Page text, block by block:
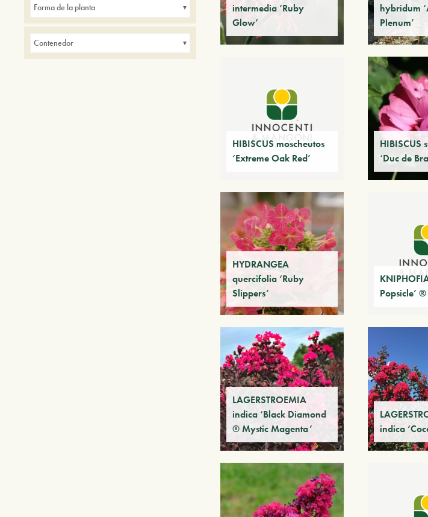
intermedia ‘Ruby
Glow’
hybridum
Plenum’
HIBISCUS moscheutos
‘Extreme Oak Red’
HIBISCUS
‘Duc de
HYDRANGEA
quercifolia ‘Ruby
Slippers’
Popsicle’ ®
LAGERSTROEMIA
indica ‘Black Diamond
® Mystic Magenta’
indica
Pequeños jardines
Forma de la planta
Contenedor